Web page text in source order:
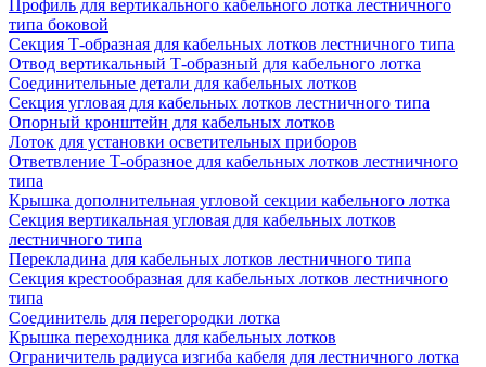
Профиль для вертикального кабельного лотка лестничного
типа боковой
Секция Т-образная для кабельных лотков лестничного типа
Отвод вертикальный Т-образный для кабельного лотка
Соединительные детали для кабельных лотков
Секция угловая для кабельных лотков лестничного типа
Опорный кронштейн для кабельных лотков
Лоток для установки осветительных приборов
Ответвление Т-образное для кабельных лотков лестничного
типа
Крышка дополнительная угловой секции кабельного лотка
Секция вертикальная угловая для кабельных лотков
лестничного типа
Перекладина для кабельных лотков лестничного типа
Секция крестообразная для кабельных лотков лестничного
типа
Соединитель для перегородки лотка
Крышка переходника для кабельных лотков
Ограничитель радиуса изгиба кабеля для лестничного лотка